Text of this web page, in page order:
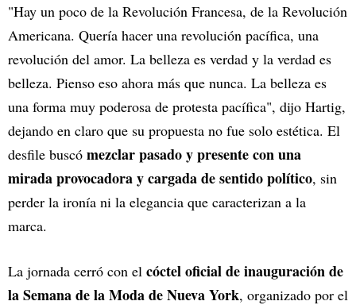
"Hay un poco de la Revolución Francesa, de la Revolución
Americana. Quería hacer una revolución pacífica, una
revolución del amor. La belleza es verdad y la verdad es
belleza. Pienso eso ahora más que nunca. La belleza es
una forma muy poderosa de protesta pacífica", dijo Hartig,
dejando en claro que su propuesta no fue solo estética. El
desfile buscó mezclar pasado y presente con una
mirada provocadora y cargada de sentido político, sin
perder la ironía ni la elegancia que caracterizan a la
marca.
La jornada cerró con el cóctel oficial de inauguración de
la Semana de la Moda de Nueva York, organizado por el